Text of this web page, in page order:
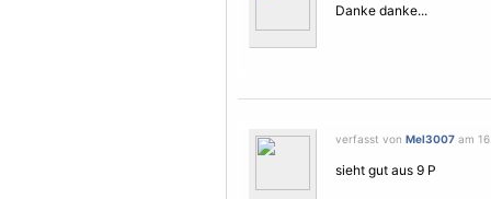
Danke danke...
verfasst von Mel3007 am
sieht gut aus 9 P